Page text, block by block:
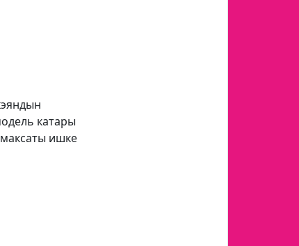
катары
ишке